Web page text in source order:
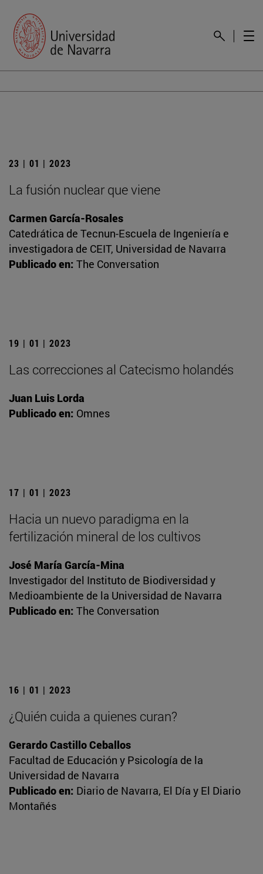
23 | 01 | 2023
La fusión nuclear que viene
Carmen García-Rosales
Catedrática de Tecnun-Escuela de Ingeniería e
investigadora de CEIT, Universidad de Navarra
Publicado en: The Conversation
19 | 01 | 2023
Las correcciones al Catecismo holandés
Juan Luis Lorda
Publicado en: Omnes
17 | 01 | 2023
Hacia un nuevo paradigma en la
fertilización mineral de los cultivos
José María García-Mina
Investigador del Instituto de Biodiversidad y
Medioambiente de la Universidad de Navarra
Publicado en: The Conversation
16 | 01 | 2023
¿Quién cuida a quienes curan?
Gerardo Castillo Ceballos
Facultad de Educación y Psicología de la
Universidad de Navarra
Publicado en: Diario de Navarra, El Día y El Diario
Montañés